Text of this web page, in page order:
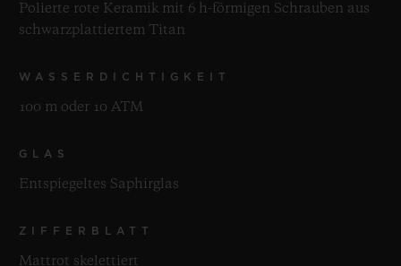
Polierte rote Keramik mit 6 h-förmigen Schrauben aus
schwarzplattiertem Titan
WASSERDICHTIGKEIT
100 m oder 10 ATM
GLAS
Entspiegeltes Saphirglas
ZIFFERBLATT
Mattrot skelettiert